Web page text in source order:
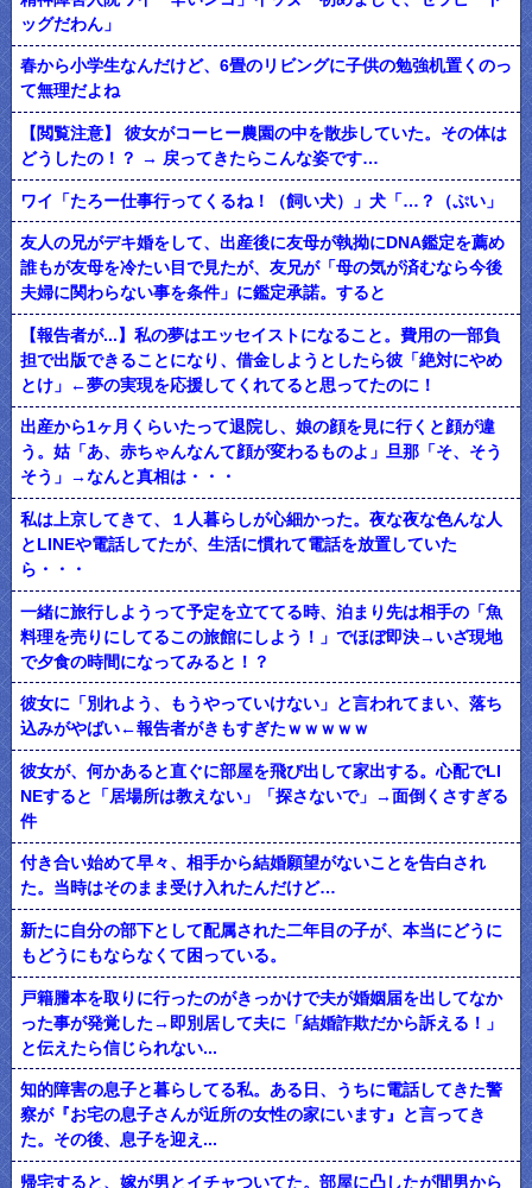
ッグだわん」
春から小学生なんだけど、6畳のリビングに子供の勉強机置くのっ
て無理だよね
【閲覧注意】 彼女がコーヒー農園の中を散歩していた。その体は
どうしたの！？ → 戻ってきたらこんな姿です…
ワイ「たろー仕事行ってくるね！（飼い犬）」犬「…？（ぷい」
友人の兄がデキ婚をして、出産後に友母が執拗にDNA鑑定を薦め
誰もが友母を冷たい目で見たが、友兄が「母の気が済むなら今後
夫婦に関わらない事を条件」に鑑定承諾。すると
【報告者が...】私の夢はエッセイストになること。費用の一部負
担で出版できることになり、借金しようとしたら彼「絶対にやめ
とけ」←夢の実現を応援してくれてると思ってたのに！
出産から1ヶ月くらいたって退院し、娘の顔を見に行くと顔が違
う。姑「あ、赤ちゃんなんて顔が変わるものよ」旦那「そ、そう
そう」→なんと真相は・・・
私は上京してきて、１人暮らしが心細かった。夜な夜な色んな人
とLINEや電話してたが、生活に慣れて電話を放置していた
ら・・・
一緒に旅行しようって予定を立ててる時、泊まり先は相手の「魚
料理を売りにしてるこの旅館にしよう！」でほぼ即決→いざ現地
で夕食の時間になってみると！？
彼女に「別れよう、もうやっていけない」と言われてまい、落ち
込みがやばい←報告者がきもすぎたｗｗｗｗｗ
彼女が、何かあると直ぐに部屋を飛び出して家出する。心配でLI
NEすると「居場所は教えない」「探さないで」→面倒くさすぎる
件
付き合い始めて早々、相手から結婚願望がないことを告白され
た。当時はそのまま受け入れたんだけど…
新たに自分の部下として配属された二年目の子が、本当にどうに
もどうにもならなくて困っている。
戸籍謄本を取りに行ったのがきっかけで夫が婚姻届を出してなか
った事が発覚した→即別居して夫に「結婚詐欺だから訴える！」
と伝えたら信じられない...
知的障害の息子と暮らしてる私。ある日、うちに電話してきた警
察が『お宅の息子さんが近所の女性の家にいます』と言ってき
た。その後、息子を迎え...
帰宅すると、嫁が男とイチャついてた。部屋に凸したが間男から